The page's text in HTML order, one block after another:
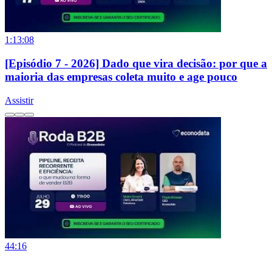
1:13:08
[Episódio 7 - 2026] Dado que vira decisão: por que a
maioria das empresas coleta muito e age pouco
Assistir
44:16